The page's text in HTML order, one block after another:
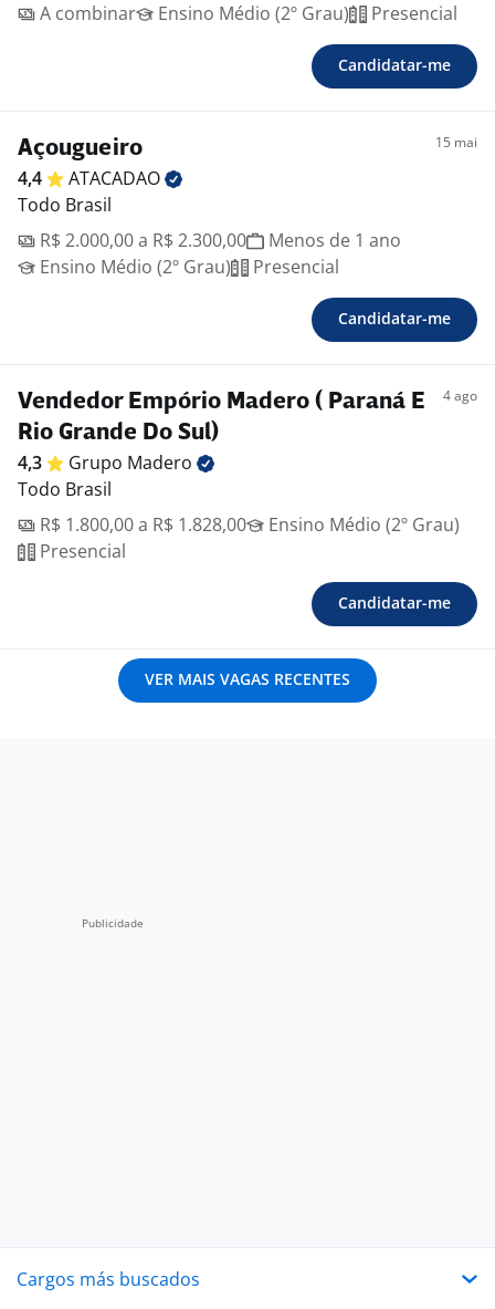
A combinar
Ensino Médio (2º Grau) Presencial
Candidatar-me
Açougueiro 15 mai
4,4
ATACADAO
Todo Brasil
R$ 2.000,00 a R$ 2.300,00
Menos de 1 ano
Ensino Médio (2º Grau)
Presencial
Candidatar-me
Vendedor Empório Madero ( Paraná E
Rio Grande Do Sul)
4 ago
4,3 Grupo Madero
Todo Brasil
R$ 1.800,00 a R$ 1.828,00
Ensino Médio (2º Grau)
Presencial
Candidatar-me
VER MAIS VAGAS RECENTES
Cargos más buscados